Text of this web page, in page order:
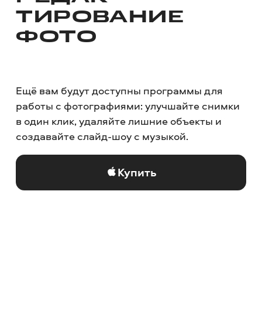
ТИРОВАНИЕ
ФОТО
Ещё вам будут доступны программы для
работы с фотографиями: улучшайте снимки
в один клик, удаляйте лишние объекты и
создавайте слайд-шоу с музыкой.
Купить